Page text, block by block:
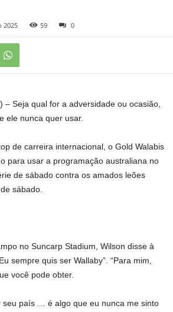
2025 59 0
– Seja qual for a adversidade ou ocasião,
ele nunca quer usar.
de carreira internacional, o Gold Walabis
para usar a programação australiana no
de sábado contra os amados leões
sábado.
no Suncarp Stadium, Wilson disse à
sempre quis ser Wallaby”. “Para mim,
você pode obter.
seu país … é algo que eu nunca me sinto